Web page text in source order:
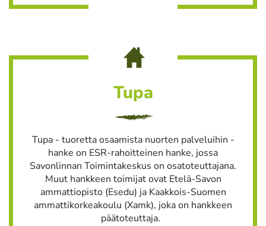
Tupa
Tupa - tuoretta osaamista nuorten palveluihin -
hanke on ESR-rahoitteinen hanke, jossa
Savonlinnan Toimintakeskus on osatoteuttajana.
Muut hankkeen toimijat ovat Etelä-Savon
ammattiopisto (Esedu) ja Kaakkois-Suomen
ammattikorkeakoulu (Xamk), joka on hankkeen
päätoteuttaja.